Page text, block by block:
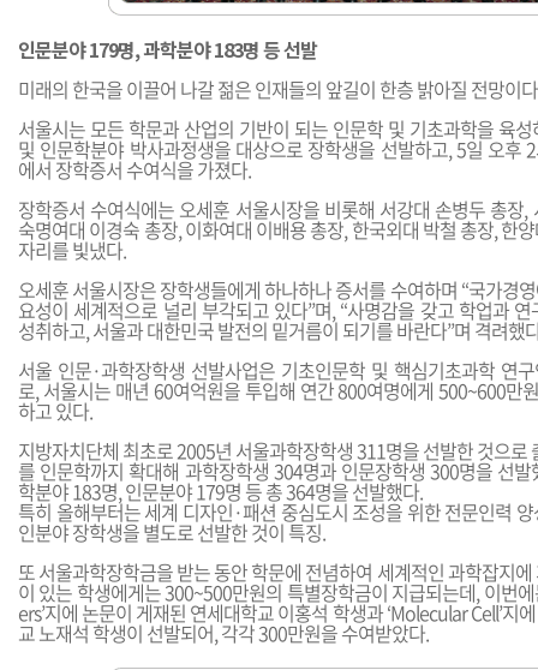
인문분야 179명, 과학분야 183명 등 선발
미래의 한국을 이끌어 나갈 젊은 인재들의 앞길이 한층 밝아질 전망이
서울시는 모든 학문과 산업의 기반이 되는 인문학 및 기초과학을 육
및 인문학분야 박사과정생을 대상으로 장학생을 선발하고, 5일 오후
에서 장학증서 수여식을 가졌다.
장학증서 수여식에는 오세훈 서울시장을 비롯해 서강대 손병두 총장,
숙명여대 이경숙 총장, 이화여대 이배용 총장, 한국외대 박철 총장, 한
자리를 빛냈다.
오세훈 서울시장은 장학생들에게 하나하나 증서를 수여하며 “국가경
요성이 세계적으로 널리 부각되고 있다”며, “사명감을 갖고 학업과
성취하고, 서울과 대한민국 발전의 밑거름이 되기를 바란다”며 격려했
서울 인문·과학장학생 선발사업은 기초인문학 및 핵심기초과학 연
로, 서울시는 매년 60여억원을 투입해 연간 800여명에게 500~600만
하고 있다.
지방자치단체 최초로 2005년 서울과학장학생 311명을 선발한 것으로
를 인문학까지 확대해 과학장학생 304명과 인문장학생 300명을 선
학분야 183명, 인문분야 179명 등 총 364명을 선발했다.
특히 올해부터는 세계 디자인·패션 중심도시 조성을 위한 전문인력
인분야 장학생을 별도로 선발한 것이 특징.
또 서울과학장학금을 받는 동안 학문에 전념하여 세계적인 과학잡지
이 있는 학생에게는 300~500만원의 특별장학금이 지급되는데, 이번
ers’지에 논문이 게재된 연세대학교 이홍석 학생과 ‘Molecular Cell’지
교 노재석 학생이 선발되어, 각각 300만원을 수여받았다.